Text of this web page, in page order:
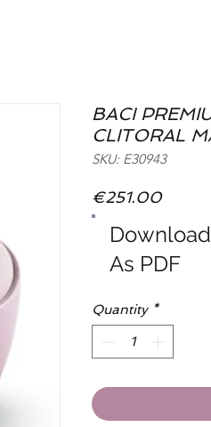
BACI
CLITORAL
SKU: E30943
€251.00Price
Download
As PDF
Quantity *